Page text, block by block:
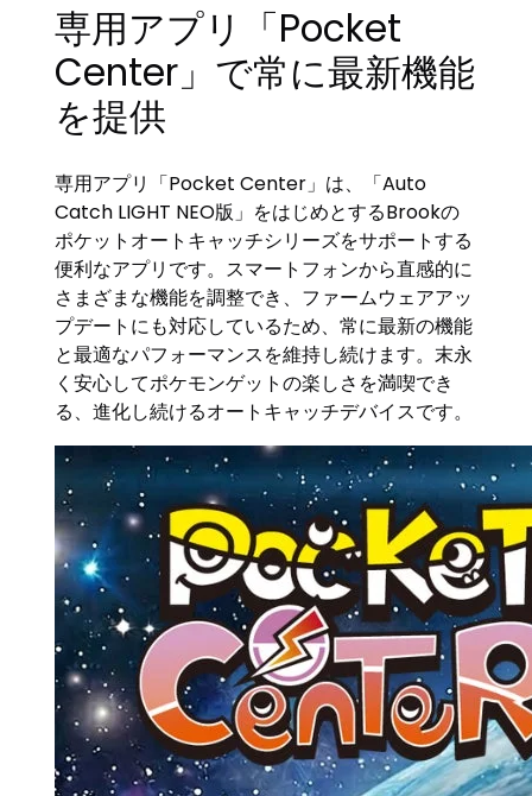
専用アプリ「Pocket
Center」で常に最新機能
を提供
専用アプリ「Pocket Center」は、「Auto
Catch LIGHT NEO版」をはじめとするBrookの
ポケットオートキャッチシリーズをサポートする
便利なアプリです。スマートフォンから直感的に
さまざまな機能を調整でき、ファームウェアアッ
プデートにも対応しているため、常に最新の機能
と最適なパフォーマンスを維持し続けます。末永
く安心してポケモンゲットの楽しさを満喫でき
る、進化し続けるオートキャッチデバイスです。